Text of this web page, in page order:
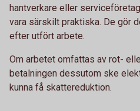
hantverkare eller
vara särskilt praktiska. De gör
efter utfört arbete.
Om arbetet omfattas av rot-
betalningen dessutom ske
kunna få skattereduktion.